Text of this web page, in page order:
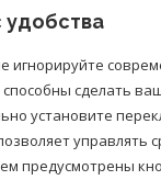
удобства
игнорируйте
сделать
установите
управлять
предусмотрены